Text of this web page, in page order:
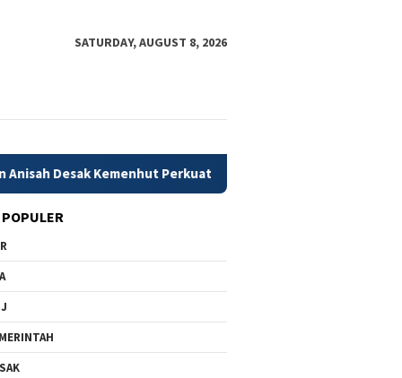
SATURDAY, AUGUST 8, 2026
Kemenhut Perkuat Mitigasi Dini Karhutla